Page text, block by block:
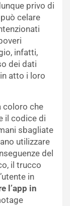
privo di
celare
infatti,
dei dati
atto i loro
coloro che
il codice di
sbagliate
utilizzare
del
il trucco
in
l’app in